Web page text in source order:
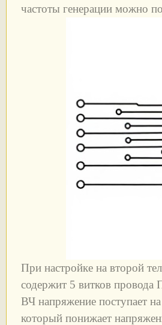
частоты генерации можно
При настройке на второй
содержит 5 витков
ВЧ напряжение поступает
который понижает